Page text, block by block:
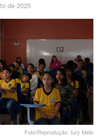
de 2025
Foto/Reprodução: Iury Melo